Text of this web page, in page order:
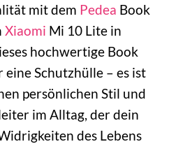
mit dem Pedea Book
Xiaomi Mi 10 Lite in
hochwertige Book
Schutzhülle – es ist
persönlichen Stil und
im Alltag, der dein
des Lebens